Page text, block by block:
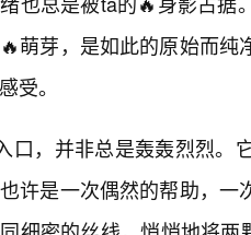
萌芽，是如此的原始而
受。
口，并非总是轰轰烈烈
许是一次偶然的帮助，